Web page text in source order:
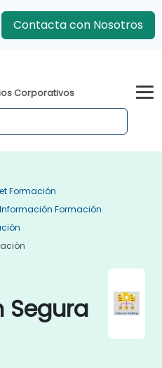
Contacta con Nosotros
Corporativos
Formación
Formación
Segura